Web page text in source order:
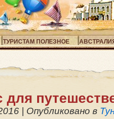
ТУРИСТАМ ПОЛЕЗНОЕ
для
Опубликовано в